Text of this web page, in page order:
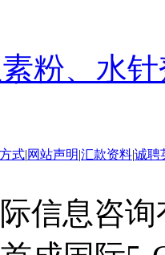
粉、水
式|网站声明|汇款资料|诚聘
信息咨